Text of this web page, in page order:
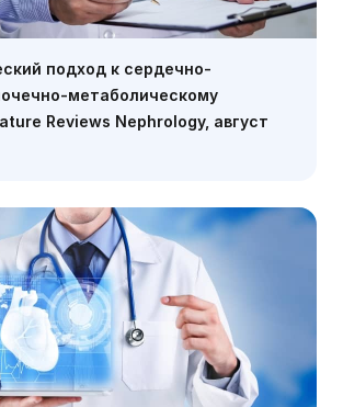
подход к сердечно-
метаболическому
Reviews Nephrology, август